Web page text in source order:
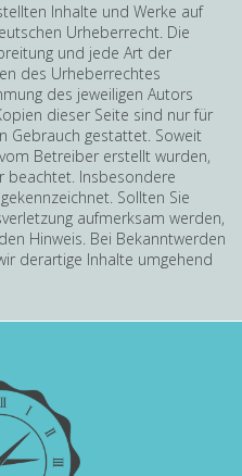
Inhalte und Werke auf
Urheberrecht. Die
und jede Art der
des Urheberrechtes
des jeweiligen Autors
dieser Seite sind nur für
Gebrauch gestattet. Soweit
Betreiber erstellt wurden,
beachtet. Insbesondere
Sollten Sie
aufmerksam werden,
Hinweis. Bei Bekanntwerden
derartige Inhalte umgehend